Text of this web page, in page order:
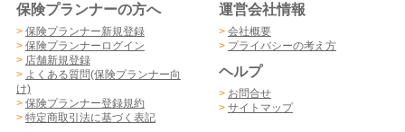
保険プランナーの方へ
> 保険プランナー新規登録
> 保険プランナーログイン
> 店舗新規登録
> よくある質問(保険プランナー向
け)
> 保険プランナー登録規約
> 特定商取引法に基づく表記
運営会社情報
> 会社概要
> プライバシーの考え方
ヘルプ
> お問合せ
> サイトマップ